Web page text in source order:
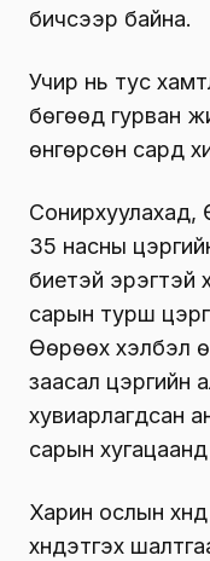
бичсээр байна.
Учир нь тус
бөгөөд гурван
өнгөрсөн сард
Сонирхуулахад,
35 насны
биетэй эрэгтэй
сарын турш
Өөрөөх хэлбэл
заасал цэргийн
хувиарлагдсан
сарын
Харин ослын
хүндэтгэх